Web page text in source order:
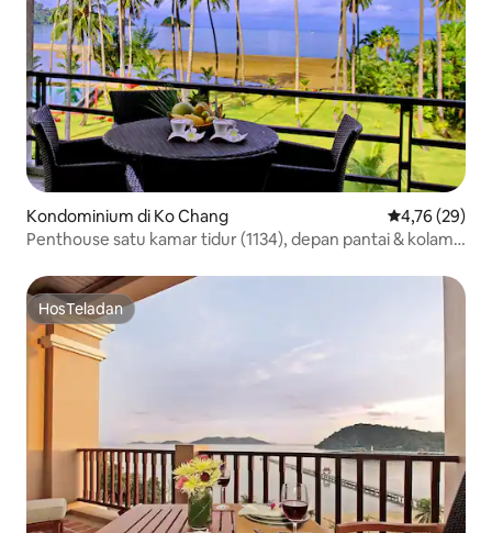
Kondominium di Ko Chang Nilai rata-rata
4,76 (29)
Penthouse satu kamar tidur (1134), depan pantai & kolam
HosTeladan
HosTeladan